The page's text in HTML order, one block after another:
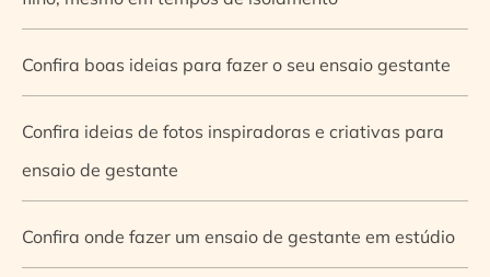
Confira boas ideias para fazer o seu ensaio gestante
Confira ideias de fotos inspiradoras e criativas para
ensaio de gestante
Confira onde fazer um ensaio de gestante em estúdio